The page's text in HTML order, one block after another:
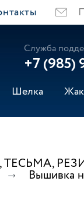
Служба
+7 (985)
Шелка
Вышивка